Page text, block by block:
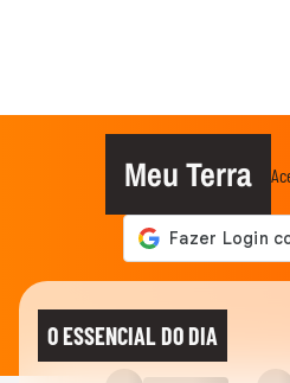
Meu Terra
O ESSENCIAL DO DIA